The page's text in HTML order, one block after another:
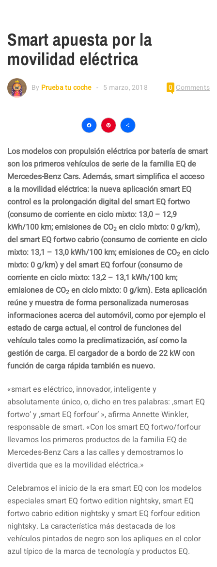
Smart apuesta por la
movilidad eléctrica
By Prueba tu coche 5 marzo, 2018 0 Comments
Facebook
Pinterest
Compartir
Los modelos con propulsión eléctrica por batería de smart
son los primeros vehículos de serie de la familia EQ de
Mercedes-Benz Cars. Además, smart simplifica el acceso
a la movilidad eléctrica: la nueva aplicación smart EQ
control es la prolongación digital del smart EQ fortwo
(consumo de corriente en ciclo mixto: 13,0 – 12,9
kWh/100 km; emisiones de CO2 en ciclo mixto: 0 g/km),
del smart EQ fortwo cabrio (consumo de corriente en ciclo
mixto: 13,1 – 13,0 kWh/100 km; emisiones de CO2 en ciclo
mixto: 0 g/km) y del smart EQ forfour (consumo de
corriente en ciclo mixto: 13,2 – 13,1 kWh/100 km;
emisiones de CO2 en ciclo mixto: 0 g/km). Esta aplicación
reúne y muestra de forma personalizada numerosas
informaciones acerca del automóvil, como por ejemplo el
estado de carga actual, el control de funciones del
vehículo tales como la preclimatización, así como la
gestión de carga. El cargador de a bordo de 22 kW con
función de carga rápida también es nuevo.
«smart es eléctrico, innovador, inteligente y
absolutamente único, o, dicho en tres palabras: ‚smart EQ
fortwo‘ y ‚smart EQ forfour‘ », afirma Annette Winkler,
responsable de smart. «Con los smart EQ fortwo/forfour
llevamos los primeros productos de la familia EQ de
Mercedes-Benz Cars a las calles y demostramos lo
divertida que es la movilidad eléctrica.»
Celebramos el inicio de la era smart EQ con los modelos
especiales smart EQ fortwo edition nightsky, smart EQ
fortwo cabrio edition nightsky y smart EQ forfour edition
nightsky. La característica más destacada de los
vehículos pintados de negro son los apliques en el color
azul típico de la marca de tecnología y productos EQ.